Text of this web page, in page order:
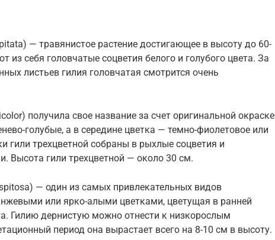
— травянистое растение достигающее в высоту до 60-
из себя головчатые соцветия белого и голубого цвета. За
листьев гилия головчатая смотрится очень
получила свое название за счет оригинальной окраске
голубые, а в середине цветка — темно-фиолетовое или
гили трехцветной собраны в рыхлые соцветия и
Высота гили трехцветной — около 30 см.
— один из самых привлекательных видов
или ярко-алыми цветками, цветущая в ранней
Гилию дернистую можно отнести к низкорослым
период она вырастает всего на 8-10 см в высоту.